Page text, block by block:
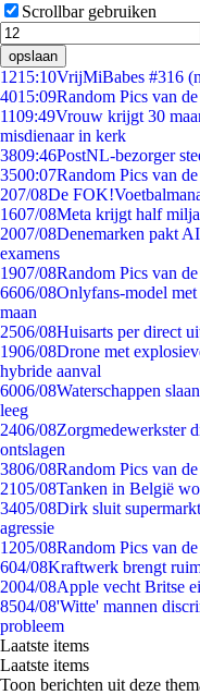
Scrollbar gebruiken
opslaan
1215:10VrijMiBabes #316
4015:09Random Pics van
1109:49Vrouw krijgt 30
misdienaar in kerk
3809:46PostNL-bezorger
3500:07Random Pics van
207/08De
1607/08Meta krijgt half
2007/08Denemarken pakt
examens
1907/08Random Pics van
6606/08Onlyfans-model
maan
2506/08Huisarts per direct
1906/08Drone met
hybride aanval
6006/08Waterschappen
leeg
2406/08Zorgmedewerkster
ontslagen
3806/08Random Pics van
2105/08Tanken in België
3405/08Dirk sluit
agressie
1205/08Random Pics van
604/08Kraftwerk brengt
2004/08Apple vecht Britse
8504/08'Witte' mannen
probleem
Laatste items
Laatste items
Toon berichten uit deze